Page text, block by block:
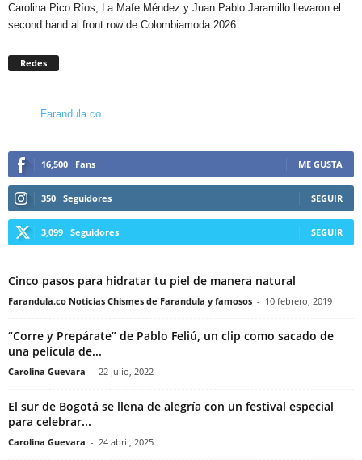
Carolina Pico Ríos, La Mafe Méndez y Juan Pablo Jaramillo llevaron el
second hand al front row de Colombiamoda 2026
Redes
Farandula.co
16,500 Fans ME GUSTA
350 Seguidores SEGUIR
3,099 Seguidores SEGUIR
Cinco pasos para hidratar tu piel de manera natural
Farandula.co Noticias Chismes de Farandula y famosos - 10 febrero, 2019
“Corre y Prepárate” de Pablo Feliú, un clip como sacado de
una película de...
Carolina Guevara - 22 julio, 2022
El sur de Bogotá se llena de alegría con un festival especial
para celebrar...
Carolina Guevara - 24 abril, 2025